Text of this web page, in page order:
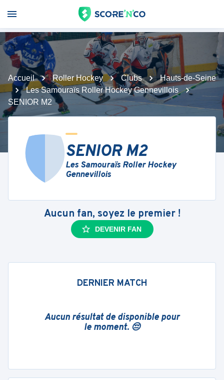
Accueil Roller Hockey Clubs
Hauts-de-Seine
Les Samouraïs Roller Hockey Gennevillois
SENIOR M2
SENIOR M2
Les Samouraïs Roller Hockey
Gennevillois
Aucun fan, soyez le premier !
DEVENIR FAN
DERNIER MATCH
Aucun résultat de disponible pour
le moment. 😔